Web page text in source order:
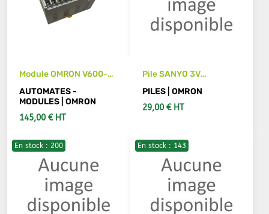
Module OMRON V600-
CD1D-V2
AUTOMATES -
MODULES | OMRON
145,00 € HT
AJOUTER AU PANIER
Pile SANYO 3V
CR14250SE-R CJ1W-
BAT01 pour CN OMRON
PILES | OMRON
29,00 € HT
AJOUTER AU PANIER
En stock : 200 En stock : 143